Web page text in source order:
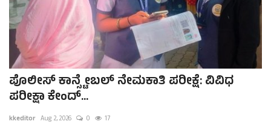
ಪೊಲೀಸ್ ಕಾನ್ಸ್ಟೇಬಲ್ ನೇಮಕಾತಿ ಪರೀಕ್ಷೆ: ವಿವಿಧ
ಪರೀಕ್ಷಾ ಕೇಂದ್...
kkeditor Aug 2, 2026 0 17